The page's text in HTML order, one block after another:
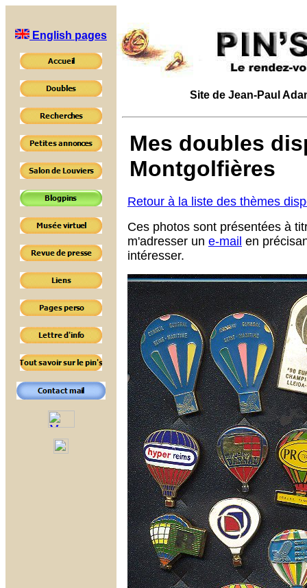
English pages
Site de Jean-Paul
Mes doubles
Montgolfières
Retour à la liste des thèmes
Ces photos sont présentées à
m'adresser un e-mail en
intéresser.